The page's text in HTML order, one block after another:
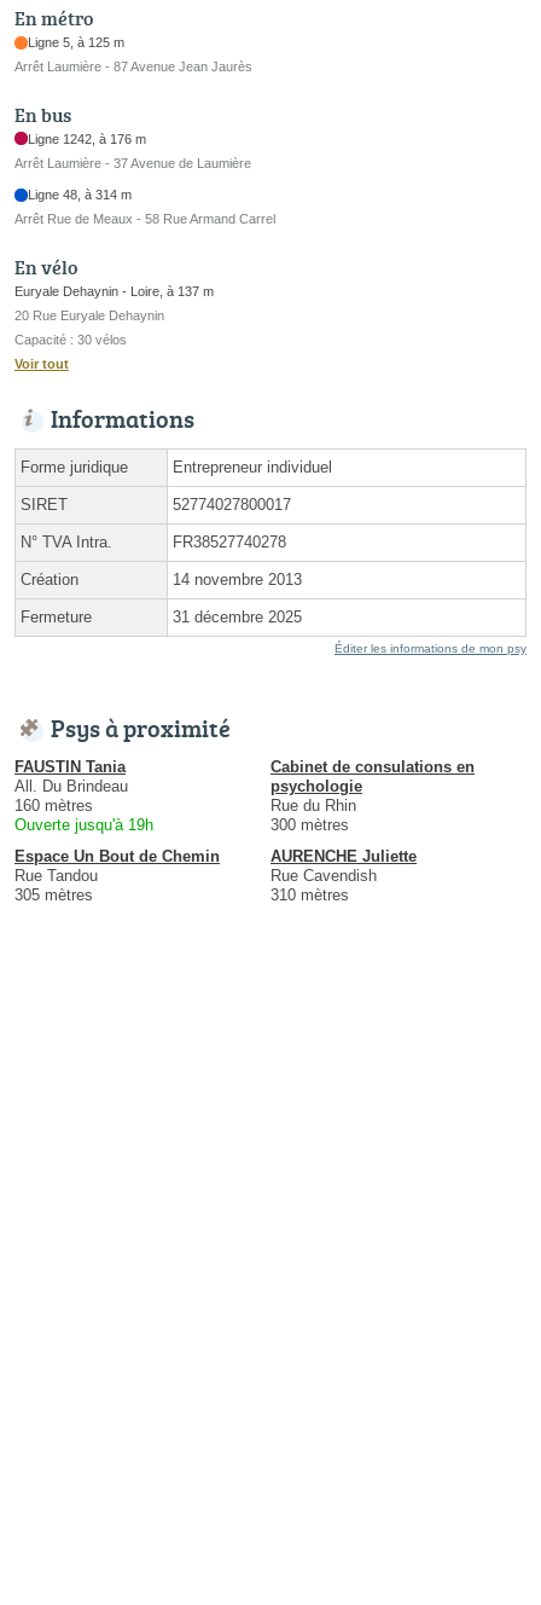
En métro
Ligne 5, à 125 m
Arrêt Laumière - 87 Avenue Jean Jaurès
En bus
Ligne 1242, à 176 m
Arrêt Laumière - 37 Avenue de Laumière
Ligne 48, à 314 m
Arrêt Rue de Meaux - 58 Rue Armand Carrel
En vélo
Euryale Dehaynin - Loire, à 137 m
20 Rue Euryale Dehaynin
Capacité : 30 vélos
Voir tout
Informations
Forme juridique Entrepreneur individuel
SIRET 52774027800017
N° TVA Intra. FR38527740278
Création 14 novembre 2013
Fermeture 31 décembre 2025
Éditer les informations de mon psy
Psys à proximité
FAUSTIN Tania
All. Du Brindeau
160 mètres
Ouverte jusqu'à 19h
Cabinet de consulations en
psychologie
Rue du Rhin
300 mètres
Espace Un Bout de Chemin
Rue Tandou
305 mètres
AURENCHE Juliette
Rue Cavendish
310 mètres